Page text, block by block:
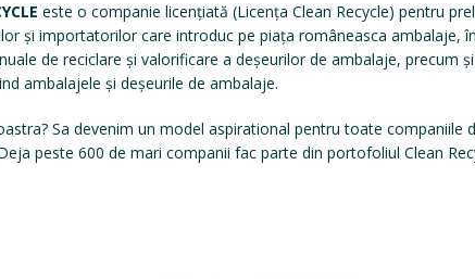
este o companie licențiată (Licența Clean Recycle) pentru
și importatorilor care introduc pe piața româneasca ambalaje,
de reciclare și valorificare a deșeurilor de ambalaje, precum
ambalajele și deșeurile de ambalaje.
Sa devenim un model aspirational pentru toate companiile
peste 600 de mari companii fac parte din portofoliul Clean